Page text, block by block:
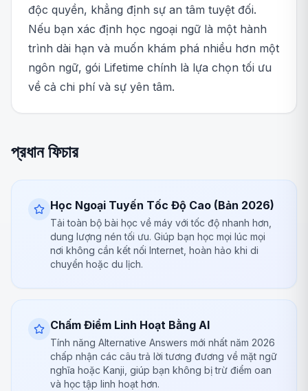
độc quyền, khẳng định sự an tâm tuyệt đối.
Nếu bạn xác định học ngoại ngữ là một hành
trình dài hạn và muốn khám phá nhiều hơn một
ngôn ngữ, gói Lifetime chính là lựa chọn tối ưu
về cả chi phí và sự yên tâm.
প্রধান ফিচার
Học Ngoại Tuyến Tốc Độ Cao (Bản 2026)
Tải toàn bộ bài học về máy với tốc độ nhanh hơn,
dung lượng nén tối ưu. Giúp bạn học mọi lúc mọi
nơi không cần kết nối Internet, hoàn hảo khi di
chuyển hoặc du lịch.
Chấm Điểm Linh Hoạt Bằng AI
Tính năng Alternative Answers mới nhất năm 2026
chấp nhận các câu trả lời tương đương về mặt ngữ
nghĩa hoặc Kanji, giúp bạn không bị trừ điểm oan
và học tập linh hoạt hơn.